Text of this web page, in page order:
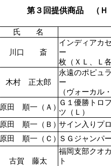
第３回提供商品 （Ｈ
氏 名
川口 斎
インディアカ
ー
枚（ＸＬ、Ｌ
木村 正太郎
永遠のポピュ
（ヴォーカル
原田 順一（Ａ）
Ｇ１優勝トロ
ツ（Ｌ）
原田 順一（Ｂ）サイン入りプ
原田 順一（Ｃ） ＳＧジャンパ
古賀 藤太
福岡支部クオ